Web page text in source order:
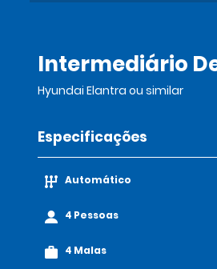
Intermediário
Hyundai Elantra ou similar
Especificações
Automático
4 Pessoas
4 Malas